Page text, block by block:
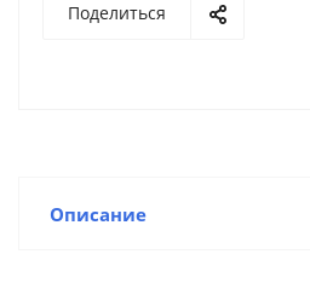
Поделиться
Описание